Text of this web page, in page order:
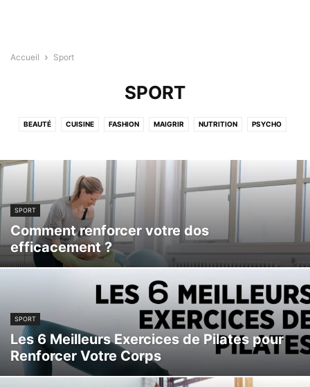
Accueil Sport
SPORT
BEAUTÉ CUISINE FASHION MAIGRIR NUTRITION PSYCHO
SPORT
Comment renforcer votre dos
efficacement ?
SPORT
Les 6 Meilleurs Exercices de Pilates pour
Renforcer Votre Corps